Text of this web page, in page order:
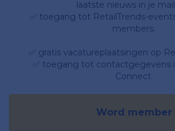
laatste nieuws in je
✅ toegang tot RetailTrends-
members.
✅ gratis vacatureplaatsingen op
✅ toegang tot contactgegevens
Connect.
Word member